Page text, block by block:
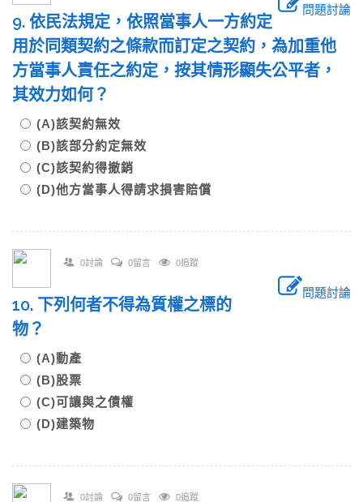
問題討論
9. 依民法規定，依照當事人一方約定
用於同類契約之條款而訂定之契約，為加重他
方當事人責任之約定，按其情形顯失公平者，
其效力如何？
(A)該契約無效
(B)該部分約定無效
(C)該契約得撤銷
(D)他方當事人得請求損害賠償
0討論 0留言 0追蹤
問題討論
10. 下列何者不得為質權之標的
物？
(A)動產
(B)股票
(C)可讓與之債權
(D)建築物
0討論 0留言 0追蹤